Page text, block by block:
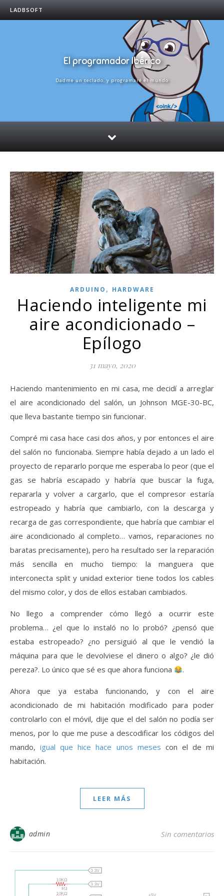
LADBSOFT
El programador Ibérico
Dadme un teclado, y programaré el mundo
ARDUINO , HARDWARE
Haciendo inteligente mi
aire acondicionado –
Epílogo
31 mayo, 2020
Haciendo mantenimiento en mi casa, me decidí a arreglar
el aire acondicionado del salón, un Johnson MGE-30-BC,
que lleva bastante tiempo sin funcionar.
Compré mi casa hace casi dos años, y por entonces el aire
del salón no funcionaba. Siempre había dejado a un lado el
proyecto de repararlo porque me esperaba lo peor (que el
gas se habría escapado y habría que buscar la fuga,
repararla y volver a cargarlo, que el compresor estaría
estropeado y habría que cambiarlo, con la descarga y
recarga de gas correspondiente, que habría que cambiar el
aire acondicionado al completo… vamos, reparaciones no
baratas precisamente), pero ha resultado ser la reparación
más sencilla en mucho tiempo: la manguera que
interconecta split y unidad exterior tiene todos los cables
del mismo color, y dos de ellos estaban cambiados.
No llego a comprender cómo llegó a ocurrir este
problema… ¿el que lo instaló no lo probó? ¿pensó que
estaba estropeado? ¿no persiguió al que le vendió la
máquina para que le devolviese el dinero o algo? ¿le dió
pereza?. Lo único que sé es que ahora funciona
.
Ahora que ya estaba funcionando, y con el aire
acondicionado de mi habitación modificado para poder
controlarlo con el móvil, dije que el del salón no podía ser
menos, por lo que me puse a descodificar los códigos del
mando,igual que hice hace unos meses con el de mi
habitación.
LEER MÁS
admin Sin comentarios